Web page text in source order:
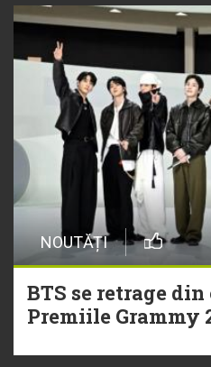
NOUTĂȚI
BTS se retrage
Premiile Grammy